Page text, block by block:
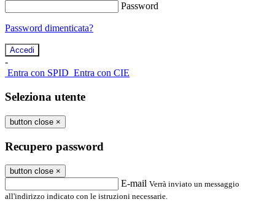
Password
Password dimenticata?
-
Entra con SPID Entra con CIE
Seleziona utente
button close ×
Recupero password
button close ×
E-mail Verrà inviato un messaggio
all'indirizzo indicato con le istruzioni necessarie.